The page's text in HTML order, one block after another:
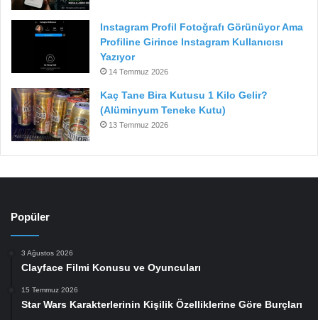
Instagram Profil Fotoğrafı Görünüyor Ama
Profiline Girince Instagram Kullanıcısı
Yazıyor
14 Temmuz 2026
Kaç Tane Bira Kutusu 1 Kilo Gelir?
(Alüminyum Teneke Kutu)
13 Temmuz 2026
Popüler
3 Ağustos 2026
Clayface Filmi Konusu ve Oyuncuları
15 Temmuz 2026
Star Wars Karakterlerinin Kişilik Özelliklerine Göre Burçları